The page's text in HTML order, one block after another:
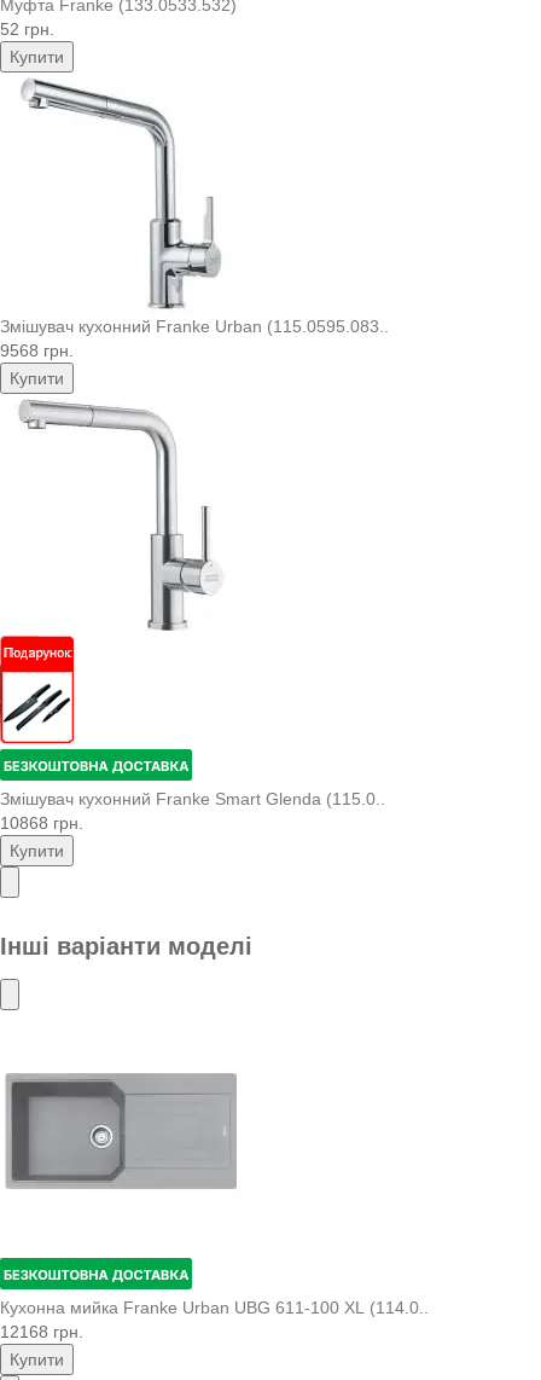
Муфта Franke (133.0533.532)
52 грн.
Купити
Змішувач кухонний Franke Urban (115.0595.083..
9568 грн.
Купити
Змішувач кухонний Franke Smart Glenda (115.0..
10868 грн.
Купити
Інші варіанти моделі
Кухонна мийка Franke Urban UBG 611-100 XL (114.0..
12168 грн.
Купити